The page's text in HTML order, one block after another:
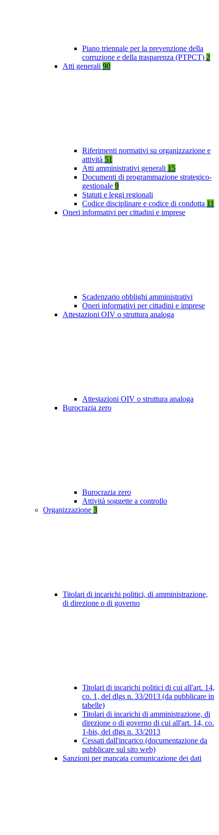
Piano triennale per la prevenzione della
corruzione e della trasparenza (PTPCT) 2
Atti generali 90
Riferimenti normativi su organizzazione e
attività 51
Atti amministrativi generali 15
Documenti di programmazione strategico-
gestionale 9
Statuti e leggi regionali
Codice disciplinare e codice di condotta 11
Oneri informativi per cittadini e imprese
Scadenzario obblighi amministrativi
Oneri informativi per cittadini e imprese
Attestazioni OIV o struttura analoga
Attestazioni OIV o struttura analoga
Burocrazia zero
Burocrazia zero
Attività soggette a controllo
Organizzazione 3
Titolari di incarichi politici, di amministrazione,
di direzione o di governo
Titolari di incarichi politici di cui all'art. 14,
co. 1, del dlgs n. 33/2013 (da pubblicare in
tabelle)
Titolari di incarichi di amministrazione, di
direzione o di governo di cui all'art. 14, co.
1-bis, del dlgs n. 33/2013
Cessati dall'incarico (documentazione da
pubblicare sul sito web)
Sanzioni per mancata comunicazione dei dati